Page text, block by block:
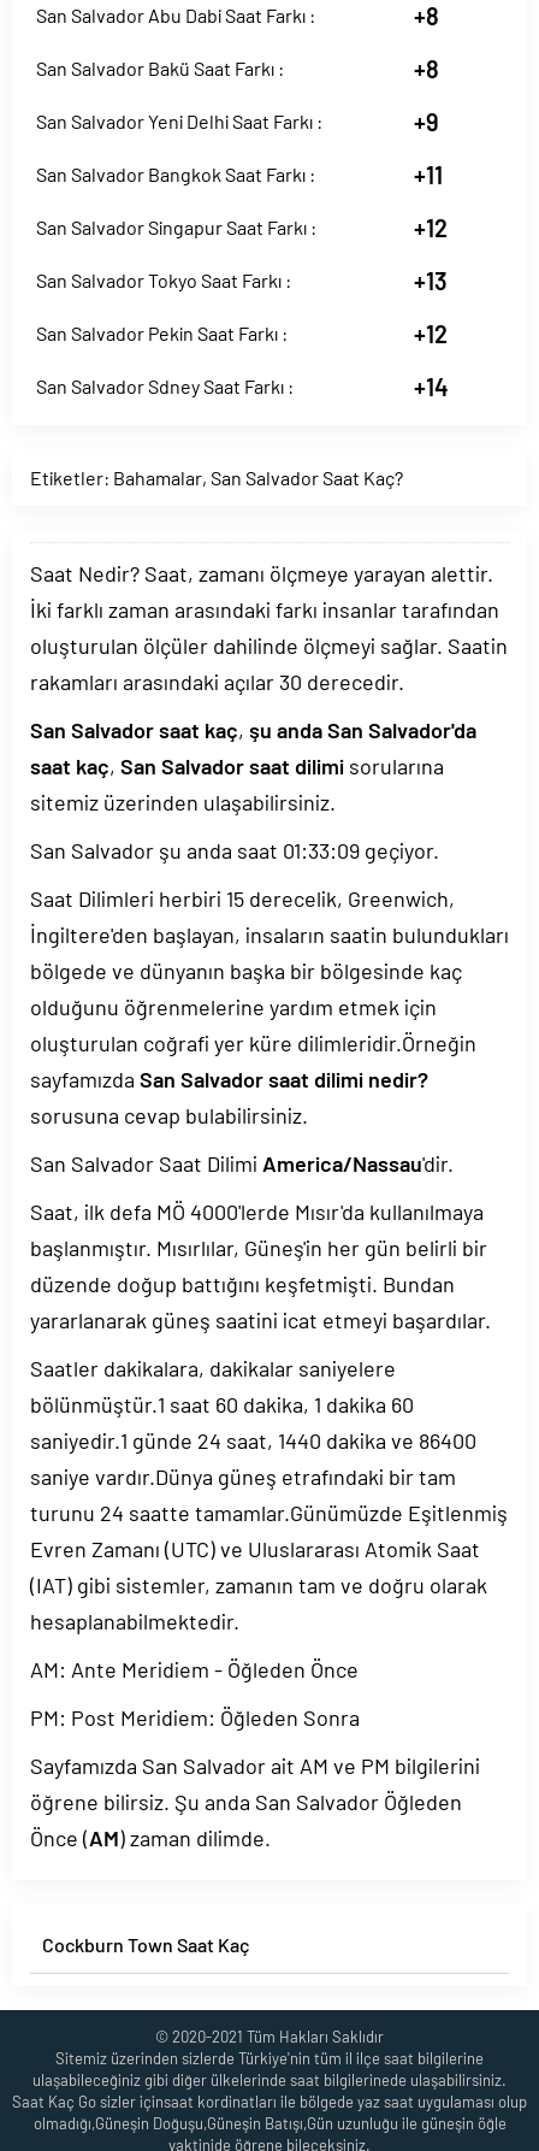
San Salvador Abu Dabi Saat Farkı : +8
San Salvador Bakü Saat Farkı : +8
San Salvador Yeni Delhi Saat Farkı : +9
San Salvador Bangkok Saat Farkı : +11
San Salvador Singapur Saat Farkı : +12
San Salvador Tokyo Saat Farkı : +13
San Salvador Pekin Saat Farkı : +12
San Salvador Sdney Saat Farkı : +14
Etiketler: Bahamalar, San Salvador Saat Kaç?
Saat Nedir? Saat, zamanı ölçmeye yarayan alettir.
İki farklı zaman arasındaki farkı insanlar tarafından
oluşturulan ölçüler dahilinde ölçmeyi sağlar. Saatin
rakamları arasındaki açılar 30 derecedir.
San Salvador saat kaç, şu anda San Salvador'da
saat kaç, San Salvador saat dilimi sorularına
sitemiz üzerinden ulaşabilirsiniz.
San Salvador şu anda saat 01:33:09 geçiyor.
Saat Dilimleri herbiri 15 derecelik, Greenwich,
İngiltere'den başlayan, insaların saatin bulundukları
bölgede ve dünyanın başka bir bölgesinde kaç
olduğunu öğrenmelerine yardım etmek için
oluşturulan coğrafi yer küre dilimleridir.Örneğin
sayfamızda San Salvador saat dilimi nedir?
sorusuna cevap bulabilirsiniz.
San Salvador Saat Dilimi America/Nassau'dir.
Saat, ilk defa MÖ 4000'lerde Mısır'da kullanılmaya
başlanmıştır. Mısırlılar, Güneş'in her gün belirli bir
düzende doğup battığını keşfetmişti. Bundan
yararlanarak güneş saatini icat etmeyi başardılar.
Saatler dakikalara, dakikalar saniyelere
bölünmüştür.1 saat 60 dakika, 1 dakika 60
saniyedir.1 günde 24 saat, 1440 dakika ve 86400
saniye vardır.Dünya güneş etrafındaki bir tam
turunu 24 saatte tamamlar.Günümüzde Eşitlenmiş
Evren Zamanı (UTC) ve Uluslararası Atomik Saat
(IAT) gibi sistemler, zamanın tam ve doğru olarak
hesaplanabilmektedir.
AM: Ante Meridiem - Öğleden Önce
PM: Post Meridiem: Öğleden Sonra
Sayfamızda San Salvador ait AM ve PM bilgilerini
öğrene bilirsiz. Şu anda San Salvador Öğleden
Önce (AM) zaman dilimde.
Cockburn Town Saat Kaç
© 2020-2021 Tüm Hakları Saklıdır
Sitemiz üzerinden sizlerde Türkiye'nin tüm il ilçe saat bilgilerine
ulaşabileceğiniz gibi diğer ülkelerinde saat bilgilerinede ulaşabilirsiniz.
Saat Kaç Go sizler içinsaat kordinatları ile bölgede yaz saat uygulaması olup
olmadığı,Güneşin Doğuşu,Güneşin Batışı,Gün uzunluğu ile güneşin öğle
vaktinide öğrene bileçeksiniz.